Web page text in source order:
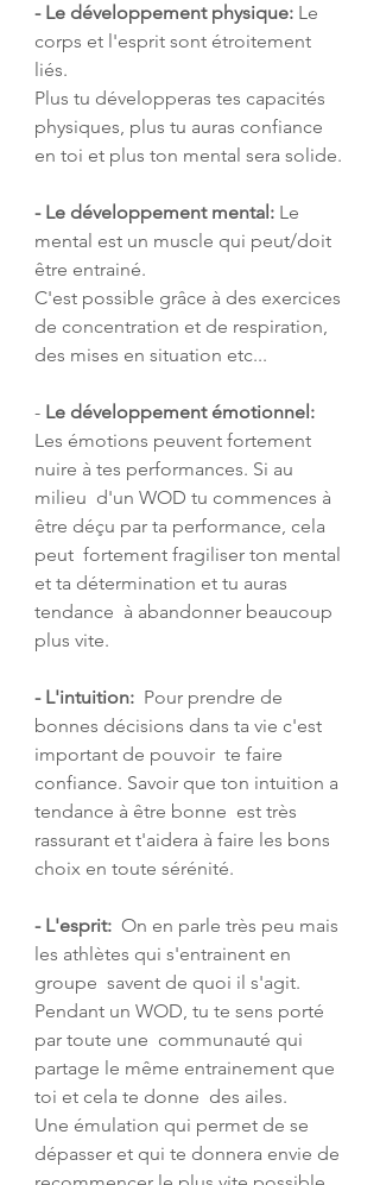
- Le développement physique: Le
corps et l'esprit sont étroitement
liés.
Plus tu développeras tes capacités
physiques, plus tu auras confiance
en toi et plus ton mental sera solide.
- Le développement mental: Le
mental est un muscle qui peut/doit
être entrainé.
C'est possible grâce à des exercices
de concentration et de respiration,
des mises en situation etc...
- Le développement émotionnel:
Les émotions peuvent fortement
nuire à tes performances. Si au
milieu  d'un WOD tu commences à
être déçu par ta performance, cela
peut  fortement fragiliser ton mental
et ta détermination et tu auras
tendance  à abandonner beaucoup
plus vite.
- L'intuition:
  Pour prendre de
bonnes décisions dans ta vie c'est
important de pouvoir  te faire
confiance. Savoir que ton intuition a
tendance à être bonne  est très
rassurant et t'aidera à faire les bons
choix en toute sérénité.
- L'esprit:
  On en parle très peu mais
les athlètes qui s'entrainent en
groupe  savent de quoi il s'agit.
Pendant un WOD, tu te sens porté
par toute une  communauté qui
partage le même entrainement que
toi et cela te donne  des ailes.
Une émulation qui permet de se
dépasser et qui te donnera envie de